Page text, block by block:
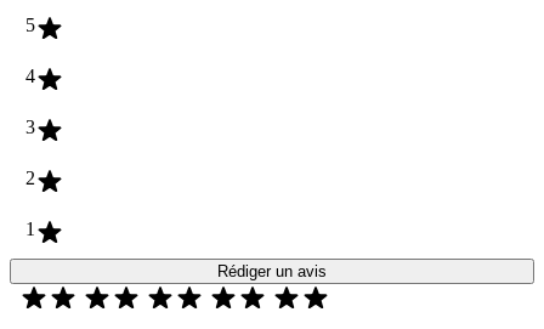
5
4
3
2
1
Rédiger un avis